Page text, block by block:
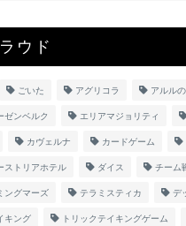
ウド
ごいた アグリコラ アルル
ゼンベルク エリアマジョリティ
カヴェルナ カードゲーム
ストリアホテル ダイス チーム
ングマーズ テラミスティカ デ
キング トリックテイキングゲーム